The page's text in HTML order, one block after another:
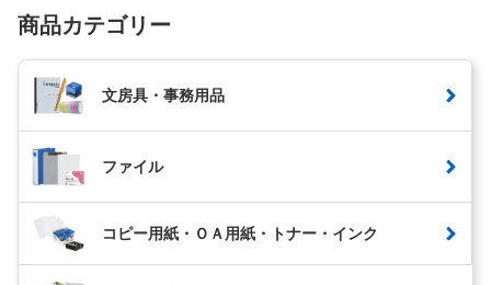
商品カテゴリー
文房具・事務用品
ファイル
コピー用紙・ＯＡ用紙・トナー・インク